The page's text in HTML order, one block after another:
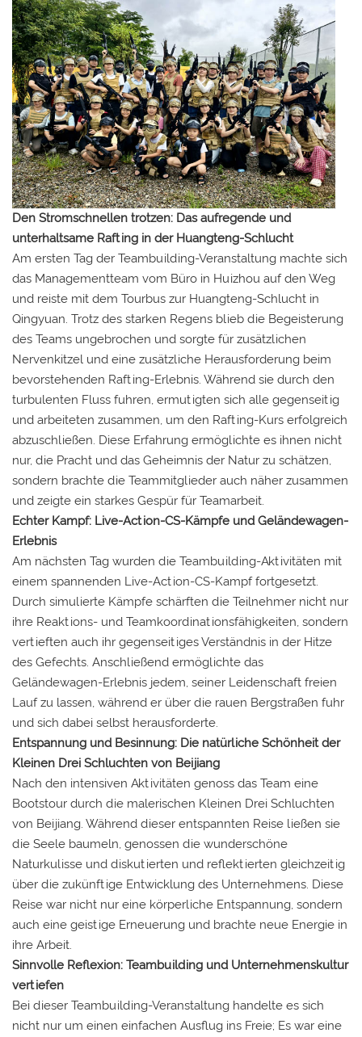
Den Stromschnellen trotzen: Das aufregende und
unterhaltsame Rafting in der Huangteng-Schlucht
Am ersten Tag der Teambuilding-Veranstaltung machte sich
das Managementteam vom Büro in Huizhou auf den Weg
und reiste mit dem Tourbus zur Huangteng-Schlucht in
Qingyuan. Trotz des starken Regens blieb die Begeisterung
des Teams ungebrochen und sorgte für zusätzlichen
Nervenkitzel und eine zusätzliche Herausforderung beim
bevorstehenden Rafting-Erlebnis. Während sie durch den
turbulenten Fluss fuhren, ermutigten sich alle gegenseitig
und arbeiteten zusammen, um den Rafting-Kurs erfolgreich
abzuschließen. Diese Erfahrung ermöglichte es ihnen nicht
nur, die Pracht und das Geheimnis der Natur zu schätzen,
sondern brachte die Teammitglieder auch näher zusammen
und zeigte ein starkes Gespür für Teamarbeit.
Echter Kampf: Live-Action-CS-Kämpfe und Geländewagen-
Erlebnis
Am nächsten Tag wurden die Teambuilding-Aktivitäten mit
einem spannenden Live-Action-CS-Kampf fortgesetzt.
Durch simulierte Kämpfe schärften die Teilnehmer nicht nur
ihre Reaktions- und Teamkoordinationsfähigkeiten, sondern
vertieften auch ihr gegenseitiges Verständnis in der Hitze
des Gefechts. Anschließend ermöglichte das
Geländewagen-Erlebnis jedem, seiner Leidenschaft freien
Lauf zu lassen, während er über die rauen Bergstraßen fuhr
und sich dabei selbst herausforderte.
Entspannung und Besinnung: Die natürliche Schönheit der
Kleinen Drei Schluchten von Beijiang
Nach den intensiven Aktivitäten genoss das Team eine
Bootstour durch die malerischen Kleinen Drei Schluchten
von Beijiang. Während dieser entspannten Reise ließen sie
die Seele baumeln, genossen die wunderschöne
Naturkulisse und diskutierten und reflektierten gleichzeitig
über die zukünftige Entwicklung des Unternehmens. Diese
Reise war nicht nur eine körperliche Entspannung, sondern
auch eine geistige Erneuerung und brachte neue Energie in
ihre Arbeit.
Sinnvolle Reflexion: Teambuilding und Unternehmenskultur
vertiefen
Bei dieser Teambuilding-Veranstaltung handelte es sich
nicht nur um einen einfachen Ausflug ins Freie; Es war eine